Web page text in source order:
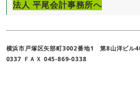
法人 平尾会計事務所へ
横浜市戸塚区矢部町3002番地1 第8山洋ビ
0337 ＦＡＸ 045-869-0338